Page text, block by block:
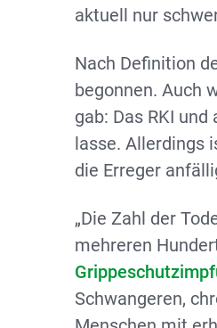
aktuell nur
Nach Definition
begonnen. Auch
gab: Das RKI
lasse. Allerdings
die Erreger
„Die Zahl der
mehreren
Schwangeren,